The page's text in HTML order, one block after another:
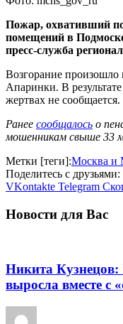
Пожар, охвативший
помещений в
пресс-служба
Возгорание произошло
Апаринки. В
жертвах не
Ранее сообщалось о
мошенникам свыше 33
Метки [теги]:Москва
Поделитесь с друзьями:
VKontakte Telegram
Новости для Вас
Никита
выросла вместе с